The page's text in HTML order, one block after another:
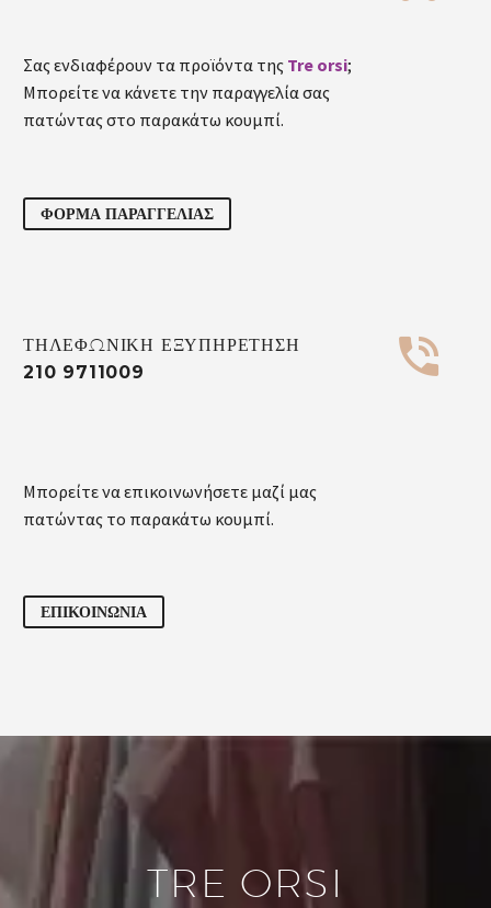
Σας ενδιαφέρουν τα προϊόντα της Tre orsi;
Μπορείτε να κάνετε την παραγγελία σας
πατώντας στο παρακάτω κουμπί.
ΦΟΡΜΑ ΠΑΡΑΓΓΕΛΙΑΣ


ΤΗΛΕΦΩΝΙΚΗ ΕΞΥΠΗΡΕΤΗΣΗ
210 9711009
Μπορείτε να επικοινωνήσετε μαζί μας
πατώντας το παρακάτω κουμπί.
ΕΠΙΚΟΙΝΩΝΙΑ
TRE ORSI